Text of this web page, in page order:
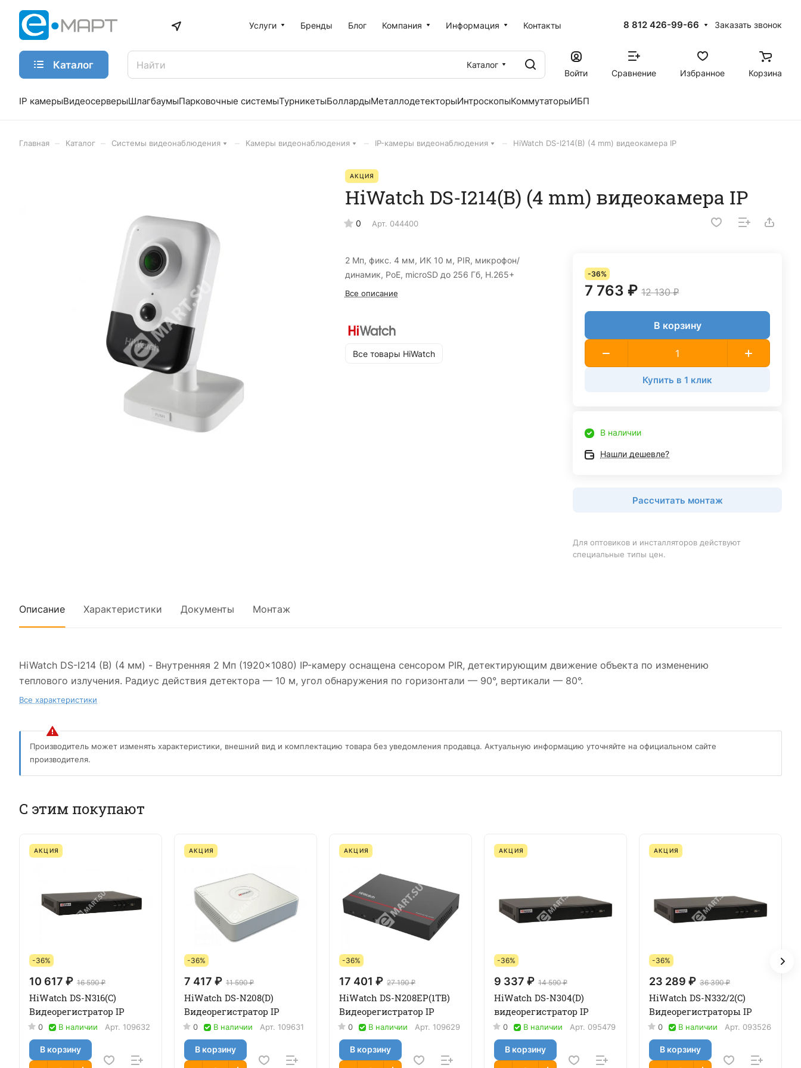
Услуги Бренды Блог Компания Информация Контакты 8 812 426-99-66 Заказать звонок
Каталог
Каталог
Войти
Сравнение Избранное Корзина
IP камерыВидеосерверыШлагбаумыПарковочные системыТурникетыБоллардыМеталлодетекторыИнтроскопыКоммутаторыИБП
Главная Каталог Системы видеонаблюдения Камеры видеонаблюдения IP-камеры видеонаблюдения HiWatch DS-I214(B) (4 mm) видеокамера IP
АКЦИЯ
HiWatch DS-I214(B) (4 mm) видеокамера IP
0 Арт. 044400
2 Мп, фикс. 4 мм, ИК 10 м, PIR, микрофон/
динамик, PoE, microSD до 256 Гб, H.265+
Все описание
Все товары HiWatch
-36%
7 763 ₽ 12 130 ₽
В корзину
Купить в 1 клик
В наличии
Нашли дешевле?
Рассчитать монтаж
Для оптовиков и инсталляторов действуют
специальные типы цен.
Описание Характеристики Документы Монтаж
HiWatch DS-I214 (B) (4 мм) - Внутренняя 2 Мп (1920×1080) IP-камеру оснащена сенсором PIR, детектирующим движение объекта по изменению
теплового излучения. Радиус действия детектора — 10 м, угол обнаружения по горизонтали — 90°, вертикали — 80°.
Все характеристики
Производитель может изменять характеристики, внешний вид и комплектацию товара без уведомления продавца. Актуальную информацию уточняйте на официальном сайте
производителя.
С этим покупают
АКЦИЯ
-36%
10 617 ₽ 16 590 ₽
HiWatch DS-N316(C)
Видеорегистратор IP
0 В наличии Арт. 109632
В корзину
АКЦИЯ
-36%
7 417 ₽ 11 590 ₽
HiWatch DS-N208(D)
Видеорегистратор IP
0 В наличии Арт. 109631
В корзину
АКЦИЯ
-36%
17 401 ₽ 27 190 ₽
HiWatch DS-N208EP(1TB)
Видеорегистратор IP
0 В наличии Арт. 109629
В корзину
АКЦИЯ
-36%
9 337 ₽ 14 590 ₽
HiWatch DS-N304(D)
видеорегистратор IP
0 В наличии Арт. 095479
В корзину
АКЦИЯ
-36%
23 289 ₽ 36 390 ₽
HiWatch DS-N332/2(C)
Видеорегистраторы IP
0 В наличии Арт. 093526
В корзину